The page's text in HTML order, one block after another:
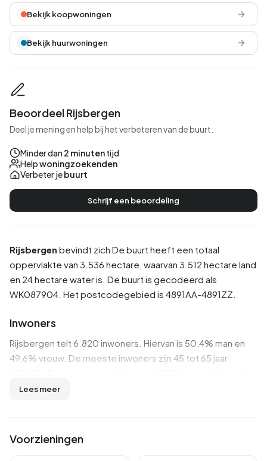
Rijsbergen bevindt zich De buurt heeft een totaal
oppervlakte van 3.536 hectare, waarvan 3.512 hectare land
en 24 hectare water is. De buurt is gecodeerd als
WK087904. Het postcodegebied is 4891AA-4891ZZ.
Inwoners
Rijsbergen telt 6.820 inwoners. Hiervan is 50,4% man en
49,6% vrouw. De meeste inwoners zijn 45 tot 65 jaar
ouder', 21,5% voor '25 tot 45 jaar', 13,4% voor '0 tot 15 jaar'
komen uit Europa en 370 komen uit landen buiten Europa.
Lees meer
Voorzieningen
Bekijk koopwoningen
Bekijk huurwoningen
Beoordeel Rijsbergen
Deel je mening en help bij het verbeteren van de buurt.
Minder dan 2 minutentijd
Helpwoningzoekenden
Verbeter jebuurt
Schrijf een beoordeling